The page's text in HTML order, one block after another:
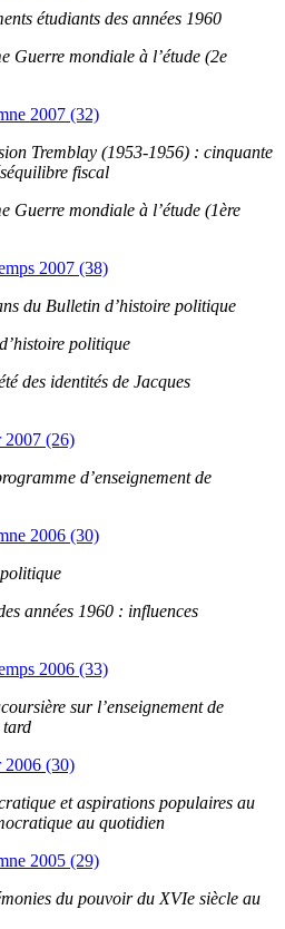
étudiants des années 1960
Guerre mondiale à l’étude (2e
2007 (32)
Tremblay (1953-1956) : cinquante
fiscal
Guerre mondiale à l’étude (1ère
2007 (38)
du Bulletin d’histoire politique
politique
des identités de Jacques
2007 (26)
d’enseignement de
2006 (30)
années 1960 : influences
2006 (33)
sur l’enseignement de
tard
2006 (30)
et aspirations populaires au
au quotidien
2005 (29)
du pouvoir du XVIe siècle au